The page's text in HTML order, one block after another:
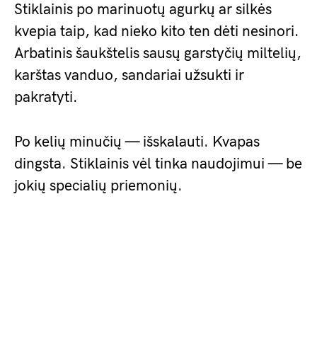
Stiklainis po marinuotų agurkų ar silkės
kvepia taip, kad nieko kito ten dėti nesinori.
Arbatinis šaukštelis sausų garstyčių miltelių,
karštas vanduo, sandariai užsukti ir
pakratyti.
Po kelių minučių — išskalauti. Kvapas
dingsta. Stiklainis vėl tinka naudojimui — be
jokių specialių priemonių.